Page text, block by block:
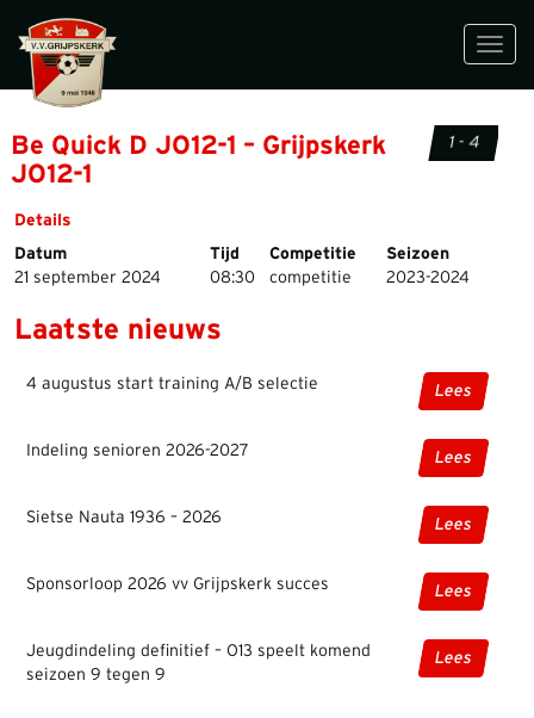
Be Quick D JO12-1 – Grijpskerk
JO12-1
1 - 4
Details
Datum
Tijd Competitie
Seizoen
21 september 2024
08:30 competitie 2023-2024
Laatste nieuws
4 augustus start training A/B selectie Lees
Indeling senioren 2026-2027 Lees
Sietse Nauta 1936 – 2026 Lees
Sponsorloop 2026 vv Grijpskerk succes Lees
Jeugdindeling definitief – O13 speelt komend
seizoen 9 tegen 9
Lees